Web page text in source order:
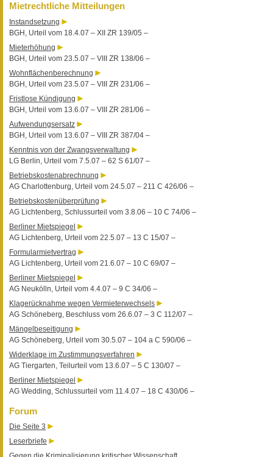
Mietrechtliche Mitteilungen
Instandsetzung
BGH, Urteil vom 18.4.07 – XII ZR 139/05 –
Mieterhöhung
BGH, Urteil vom 23.5.07 – VIII ZR 138/06 –
Wohnflächenberechnung
BGH, Urteil vom 23.5.07 – VIII ZR 231/06 –
Fristlose Kündigung
BGH, Urteil vom 13.6.07 – VIII ZR 281/06 –
Aufwendungsersatz
BGH, Urteil vom 13.6.07 – VIII ZR 387/04 –
Kenntnis von der Zwangsverwaltung
LG Berlin, Urteil vom 7.5.07 – 62 S 61/07 –
Betriebskostenabrechnung
AG Charlottenburg, Urteil vom 24.5.07 – 211 C 426/06 –
Betriebskostenüberprüfung
AG Lichtenberg, Schlussurteil vom 3.8.06 – 10 C 74/06 –
Berliner Mietspiegel
AG Lichtenberg, Urteil vom 22.5.07 – 13 C 15/07 –
Formularmietvertrag
AG Lichtenberg, Urteil vom 21.6.07 – 10 C 69/07 –
Berliner Mietspiegel
AG Neukölln, Urteil vom 4.4.07 – 9 C 34/06 –
Klagerücknahme wegen Vermieterwechsels
AG Schöneberg, Beschluss vom 26.6.07 – 3 C 112/07 –
Mängelbeseitigung
AG Schöneberg, Urteil vom 30.5.07 – 104 a C 590/06 –
Widerklage im Zustimmungsverfahren
AG Tiergarten, Teilurteil vom 13.6.07 – 5 C 130/07 –
Berliner Mietspiegel
AG Wedding, Schlussurteil vom 11.4.07 – 18 C 430/06 –
Forum
Die Seite 3
Leserbriefe